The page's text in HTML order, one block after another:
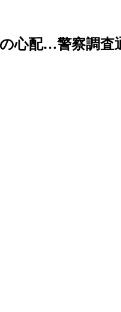
心配…警察調査